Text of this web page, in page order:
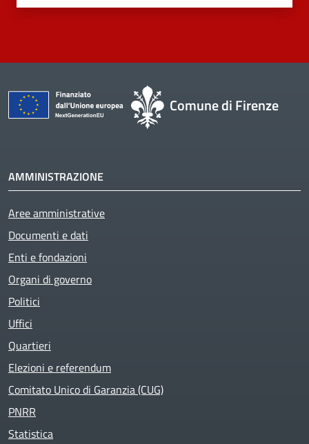
Comune di Firenze
AMMINISTRAZIONE
Aree amministrative
Documenti e dati
Enti e fondazioni
Organi di governo
Politici
Uffici
Quartieri
Elezioni e referendum
Comitato Unico di Garanzia (CUG)
PNRR
Statistica